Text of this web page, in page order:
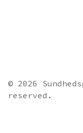
© 2026
reserved.